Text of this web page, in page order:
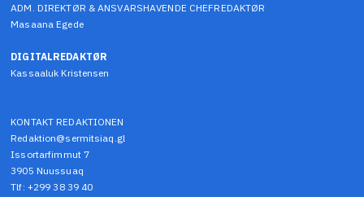
ADM. DIREKTØR & ANSVARSHAVENDE CHEFREDAKTØR
Masaana Egede
DIGITALREDAKTØR
Kassaaluk Kristensen
KONTAKT REDAKTIONEN
Redaktion@sermitsiaq.gl
Issortarfimmut 7
3905 Nuussuaq
Tlf: +299 38 39 40